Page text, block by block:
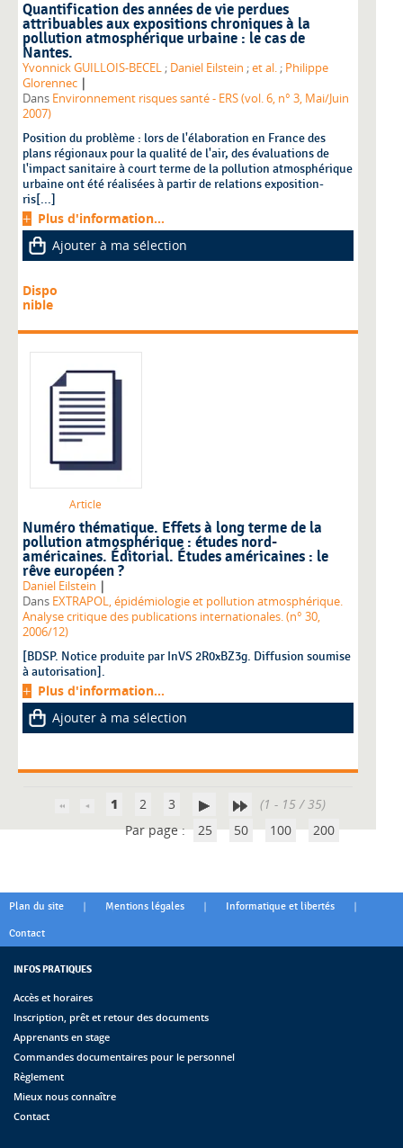
Quantification des années de vie perdues
attribuables aux expositions chroniques à la
pollution atmosphérique urbaine : le cas de
Nantes.
Yvonnick GUILLOIS-BECEL; Daniel Eilstein ;et al.; Philippe
Glorennec |
Dans Environnement risques santé - ERS (vol. 6, n° 3, Mai/Juin
2007)
Position du problème : lors de l'élaboration en France des
plans régionaux pour la qualité de l'air, des évaluations de
l'impact sanitaire à court terme de la pollution atmosphérique
urbaine ont été réalisées à partir de relations exposition-
ris[...]
Plus d'information...
Ajouter à ma sélection
Dispo
nible
Article
Numéro thématique. Effets à long terme de la
pollution atmosphérique : études nord-
américaines. Éditorial. Études américaines : le
rêve européen ?
Daniel Eilstein |
Dans EXTRAPOL, épidémiologie et pollution atmosphérique.
Analyse critique des publications internationales. (n° 30,
2006/12)
[BDSP. Notice produite par InVS 2R0xBZ3g. Diffusion soumise
à autorisation].
Plus d'information...
Ajouter à ma sélection
1 2 3
(1 - 15 / 35)
Par page : 25 50 100 200
Plan du site | Mentions légales | Informatique et libertés |
Contact
INFOS PRATIQUES
Accès et horaires
Inscription, prêt et retour des documents
Apprenants en stage
Commandes documentaires pour le personnel
Règlement
Mieux nous connaître
Contact